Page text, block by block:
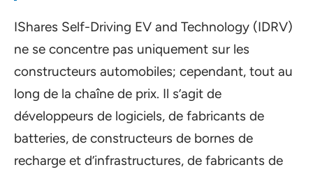
IShares Self-Driving EV and Technology (IDRV)
ne se concentre pas uniquement sur les
constructeurs automobiles; cependant, tout au
long de la chaîne de prix. Il s’agit de
développeurs de logiciels, de fabricants de
batteries, de constructeurs de bornes de
recharge et d’infrastructures, de fabricants de